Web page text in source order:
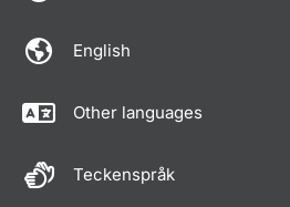
English
Other languages
Teckenspråk